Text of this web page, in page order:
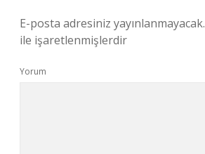
E-posta adresiniz yayınlanmayacak.
ile işaretlenmişlerdir
Yorum